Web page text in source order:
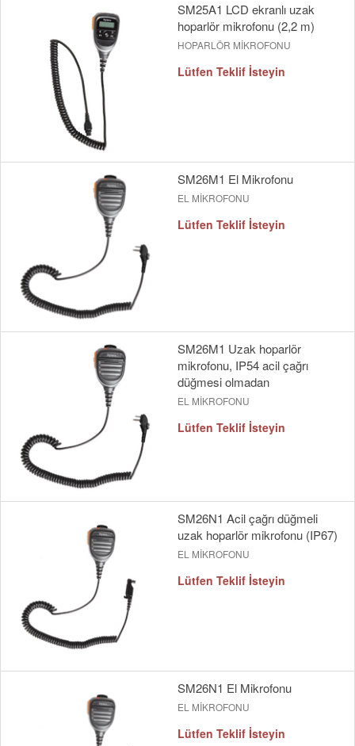
SM25A1 LCD ekranlı uzak
hoparlör mikrofonu (2,2 m)
HOPARLÖR MİKROFONU
Lütfen Teklif İsteyin
SM26M1 El Mikrofonu
EL MİKROFONU
Lütfen Teklif İsteyin
SM26M1 Uzak hoparlör
mikrofonu, IP54 acil çağrı
düğmesi olmadan
EL MİKROFONU
Lütfen Teklif İsteyin
SM26N1 Acil çağrı düğmeli
uzak hoparlör mikrofonu (IP67)
EL MİKROFONU
Lütfen Teklif İsteyin
SM26N1 El Mikrofonu
EL MİKROFONU
Lütfen Teklif İsteyin